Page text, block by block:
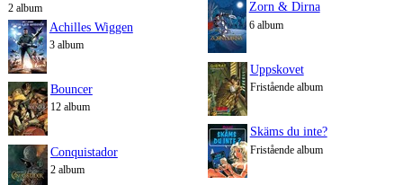
2 album
Achilles Wiggen
3 album
Bouncer
12 album
Conquistador
2 album
Zorn & Dirna
6 album
Uppskovet
Fristående album
Skäms du inte?
Fristående album